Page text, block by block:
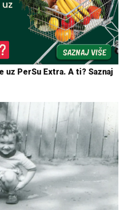
uz PerSu Extra. A ti? Saznaj